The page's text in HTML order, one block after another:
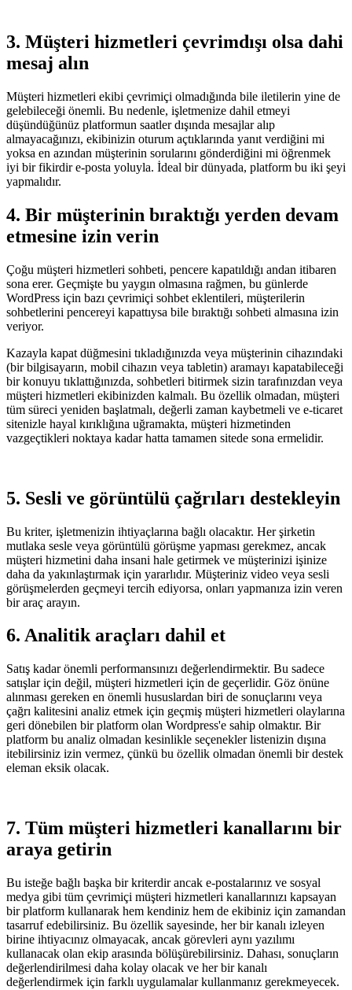
3. Müşteri hizmetleri çevrimdışı olsa dahi
mesaj alın
Müşteri hizmetleri ekibi çevrimiçi olmadığında bile iletilerin yine de
gelebileceği önemli. Bu nedenle, işletmenize dahil etmeyi
düşündüğünüz platformun saatler dışında mesajlar alıp
almayacağınızı, ekibinizin oturum açtıklarında yanıt verdiğini mi
yoksa en azından müşterinin sorularını gönderdiğini mi öğrenmek
iyi bir fikirdir e-posta yoluyla. İdeal bir dünyada, platform bu iki şeyi
yapmalıdır.
4. Bir müşterinin bıraktığı yerden devam
etmesine izin verin
Çoğu müşteri hizmetleri sohbeti, pencere kapatıldığı andan itibaren
sona erer. Geçmişte bu yaygın olmasına rağmen, bu günlerde
WordPress için bazı çevrimiçi sohbet eklentileri, müşterilerin
sohbetlerini pencereyi kapattıysa bile bıraktığı sohbeti almasına izin
veriyor.
Kazayla kapat düğmesini tıkladığınızda veya müşterinin cihazındaki
(bir bilgisayarın, mobil cihazın veya tabletin) aramayı kapatabileceği
bir konuyu tıklattığınızda, sohbetleri bitirmek sizin tarafınızdan veya
müşteri hizmetleri ekibinizden kalmalı. Bu özellik olmadan, müşteri
tüm süreci yeniden başlatmalı, değerli zaman kaybetmeli ve e-ticaret
sitenizle hayal kırıklığına uğramakta, müşteri hizmetinden
vazgeçtikleri noktaya kadar hatta tamamen sitede sona ermelidir.
5. Sesli ve görüntülü çağrıları destekleyin
Bu kriter, işletmenizin ihtiyaçlarına bağlı olacaktır. Her şirketin
mutlaka sesle veya görüntülü görüşme yapması gerekmez, ancak
müşteri hizmetini daha insani hale getirmek ve müşterinizi işinize
daha da yakınlaştırmak için yararlıdır. Müşteriniz video veya sesli
görüşmelerden geçmeyi tercih ediyorsa, onları yapmanıza izin veren
bir araç arayın.
6. Analitik araçları dahil et
Satış kadar önemli performansınızı değerlendirmektir. Bu sadece
satışlar için değil, müşteri hizmetleri için de geçerlidir. Göz önüne
alınması gereken en önemli hususlardan biri de sonuçlarını veya
çağrı kalitesini analiz etmek için geçmiş müşteri hizmetleri olaylarına
geri dönebilen bir platform olan Wordpress'e sahip olmaktır. Bir
platform bu analiz olmadan kesinlikle seçenekler listenizin dışına
itebilirsiniz izin vermez, çünkü bu özellik olmadan önemli bir destek
eleman eksik olacak.
7. Tüm müşteri hizmetleri kanallarını bir
araya getirin
Bu isteğe bağlı başka bir kriterdir ancak e-postalarınız ve sosyal
medya gibi tüm çevrimiçi müşteri hizmetleri kanallarınızı kapsayan
bir platform kullanarak hem kendiniz hem de ekibiniz için zamandan
tasarruf edebilirsiniz. Bu özellik sayesinde, her bir kanalı izleyen
birine ihtiyacınız olmayacak, ancak görevleri aynı yazılımı
kullanacak olan ekip arasında bölüşürebilirsiniz. Dahası, sonuçların
değerlendirilmesi daha kolay olacak ve her bir kanalı
değerlendirmek için farklı uygulamalar kullanmanız gerekmeyecek.